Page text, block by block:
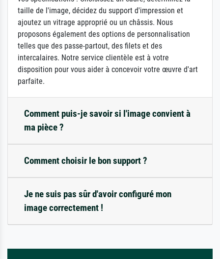
taille de l'image, décidez du support d'impression et
ajoutez un vitrage approprié ou un châssis. Nous
proposons également des options de personnalisation
telles que des passe-partout, des filets et des
intercalaires. Notre service clientèle est à votre
disposition pour vous aider à concevoir votre œuvre d'art
parfaite.
Comment puis-je savoir si l'image convient à
ma pièce ?
Comment choisir le bon support ?
Je ne suis pas sûr d'avoir configuré mon
image correctement !